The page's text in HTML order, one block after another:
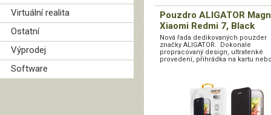
Virtuální realita
Ostatní
Výprodej
Software
Pouzdro ALIGATOR
Xiaomi Redmi 7, Black
Nová řada dedikovaných pouzder
značky ALIGATOR. Dokonale
propracovaný design, ultratenké
provedení, přihrádka na kartu